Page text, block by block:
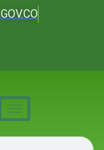
GOV.CO